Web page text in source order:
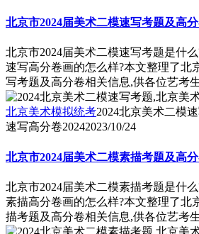
北京市2024届美术二模速写考题及高
北京市2024届美术二模速写考题是什
速写高分卷画的怎么样?本文整理了北
写考题及高分卷相关信息,供各位艺考
北京美术模拟统考2024北京美术二模
速写高分卷20242023/10/24
北京市2024届美术二模素描考题及高
北京市2024届美术二模素描考题是什
素描高分卷画的怎么样?本文整理了北
描考题及高分卷相关信息,供各位艺考